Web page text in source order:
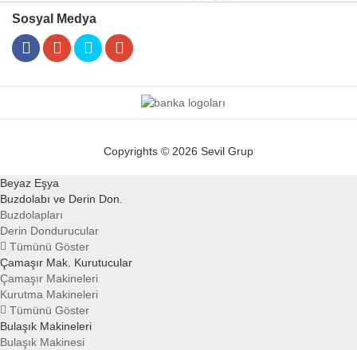
Sosyal Medya
Copyrights © 2026 Sevil Grup
Beyaz Eşya
Buzdolabı ve Derin Don.
Buzdolapları
Derin Dondurucular
Tümünü Göster
Çamaşır Mak. Kurutucular
Çamaşır Makineleri
Kurutma Makineleri
Tümünü Göster
Bulaşık Makineleri
Bulaşık Makinesi